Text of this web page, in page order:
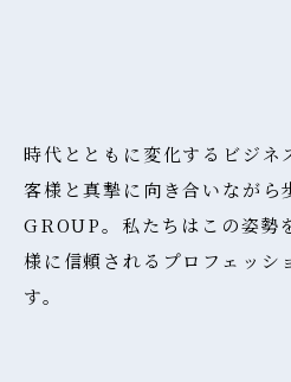
時代とともに変化するビジネ
客様と真摯に向き合いながら
GROUP。私たちはこの姿勢
様に信頼されるプロフェッシ
す。